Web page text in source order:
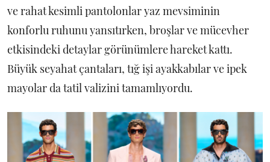
ve rahat kesimli pantolonlar yaz mevsiminin
konforlu ruhunu yansıtırken, broşlar ve mücevher
etkisindeki detaylar görünümlere hareket kattı.
Büyük seyahat çantaları, tığ işi ayakkabılar ve ipek
mayolar da tatil valizini tamamlıyordu.